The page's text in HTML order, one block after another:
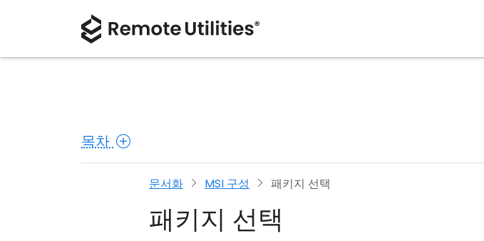
목차
문서화 MSI 구성 패키지 선택
패키지 선택